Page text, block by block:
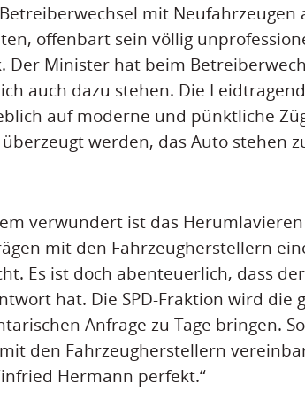
mit Neufahrzeugen
offenbart sein völlig
Der Minister hat beim
auch dazu stehen. Die
auf moderne und pünktliche
werden, das Auto stehen
verwundert ist das
mit den Fahrzeugherstellern
Es ist doch abenteuerlich, dass
hat. Die SPD-Fraktion wird die
Anfrage zu Tage bringen.
den Fahrzeugherstellern
Hermann perfekt.“